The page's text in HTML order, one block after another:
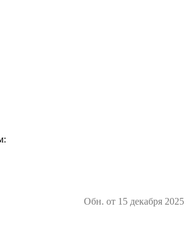
Обн. от 15 декабря 2025